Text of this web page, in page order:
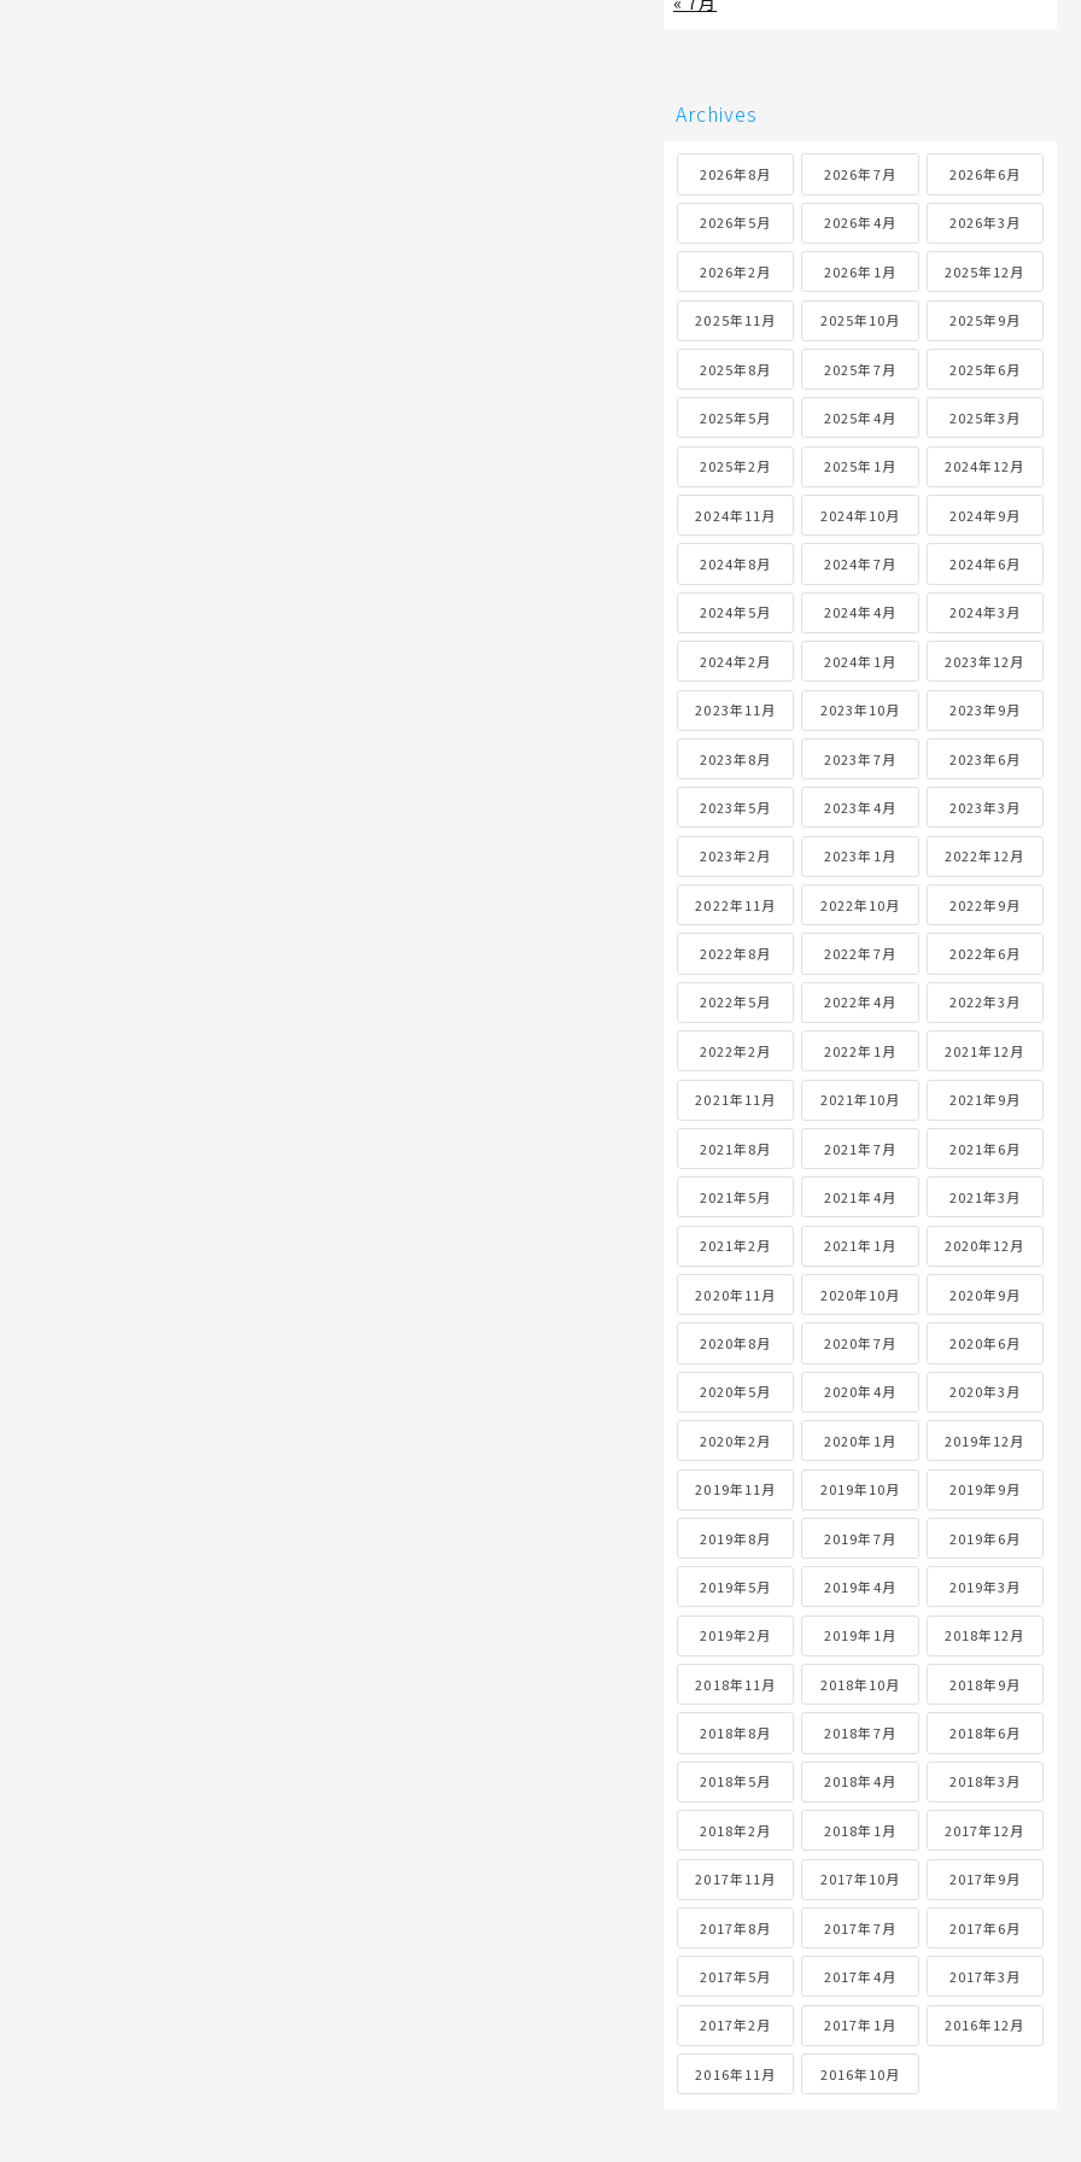
Archives
2026年8月 2026年7月 2026年6月
2026年5月 2026年4月 2026年3月
2026年2月 2026年1月 2025年12月
2025年11月 2025年10月 2025年9月
2025年8月 2025年7月 2025年6月
2025年5月 2025年4月 2025年3月
2025年2月 2025年1月 2024年12月
2024年11月 2024年10月 2024年9月
2024年8月 2024年7月 2024年6月
2024年5月 2024年4月 2024年3月
2024年2月 2024年1月 2023年12月
2023年11月 2023年10月 2023年9月
2023年8月 2023年7月 2023年6月
2023年5月 2023年4月 2023年3月
2023年2月 2023年1月 2022年12月
2022年11月 2022年10月 2022年9月
2022年8月 2022年7月 2022年6月
2022年5月 2022年4月 2022年3月
2022年2月 2022年1月 2021年12月
2021年11月 2021年10月 2021年9月
2021年8月 2021年7月 2021年6月
2021年5月 2021年4月 2021年3月
2021年2月 2021年1月 2020年12月
2020年11月 2020年10月 2020年9月
2020年8月 2020年7月 2020年6月
2020年5月 2020年4月 2020年3月
2020年2月 2020年1月 2019年12月
2019年11月 2019年10月 2019年9月
2019年8月 2019年7月 2019年6月
2019年5月 2019年4月 2019年3月
2019年2月 2019年1月 2018年12月
2018年11月 2018年10月 2018年9月
2018年8月 2018年7月 2018年6月
2018年5月 2018年4月 2018年3月
2018年2月 2018年1月 2017年12月
2017年11月 2017年10月 2017年9月
2017年8月 2017年7月 2017年6月
2017年5月 2017年4月 2017年3月
2017年2月 2017年1月 2016年12月
2016年11月 2016年10月